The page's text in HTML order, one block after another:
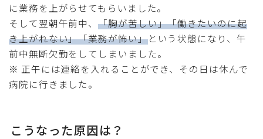
に業務を上がらせてもらいました。
そして翌朝午前中、「胸が苦しい」「働きたいのに起
き上がれない」「業務が怖い」という状態になり、午
前中無断欠勤をしてしまいました。
※ 正午には連絡を入れることができ、その日は休んで
病院に行きました。
こうなった原因は？